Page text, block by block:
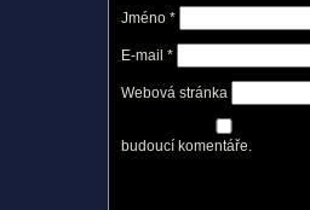
Jméno *
E-mail *
Webová stránka
budoucí komentáře.